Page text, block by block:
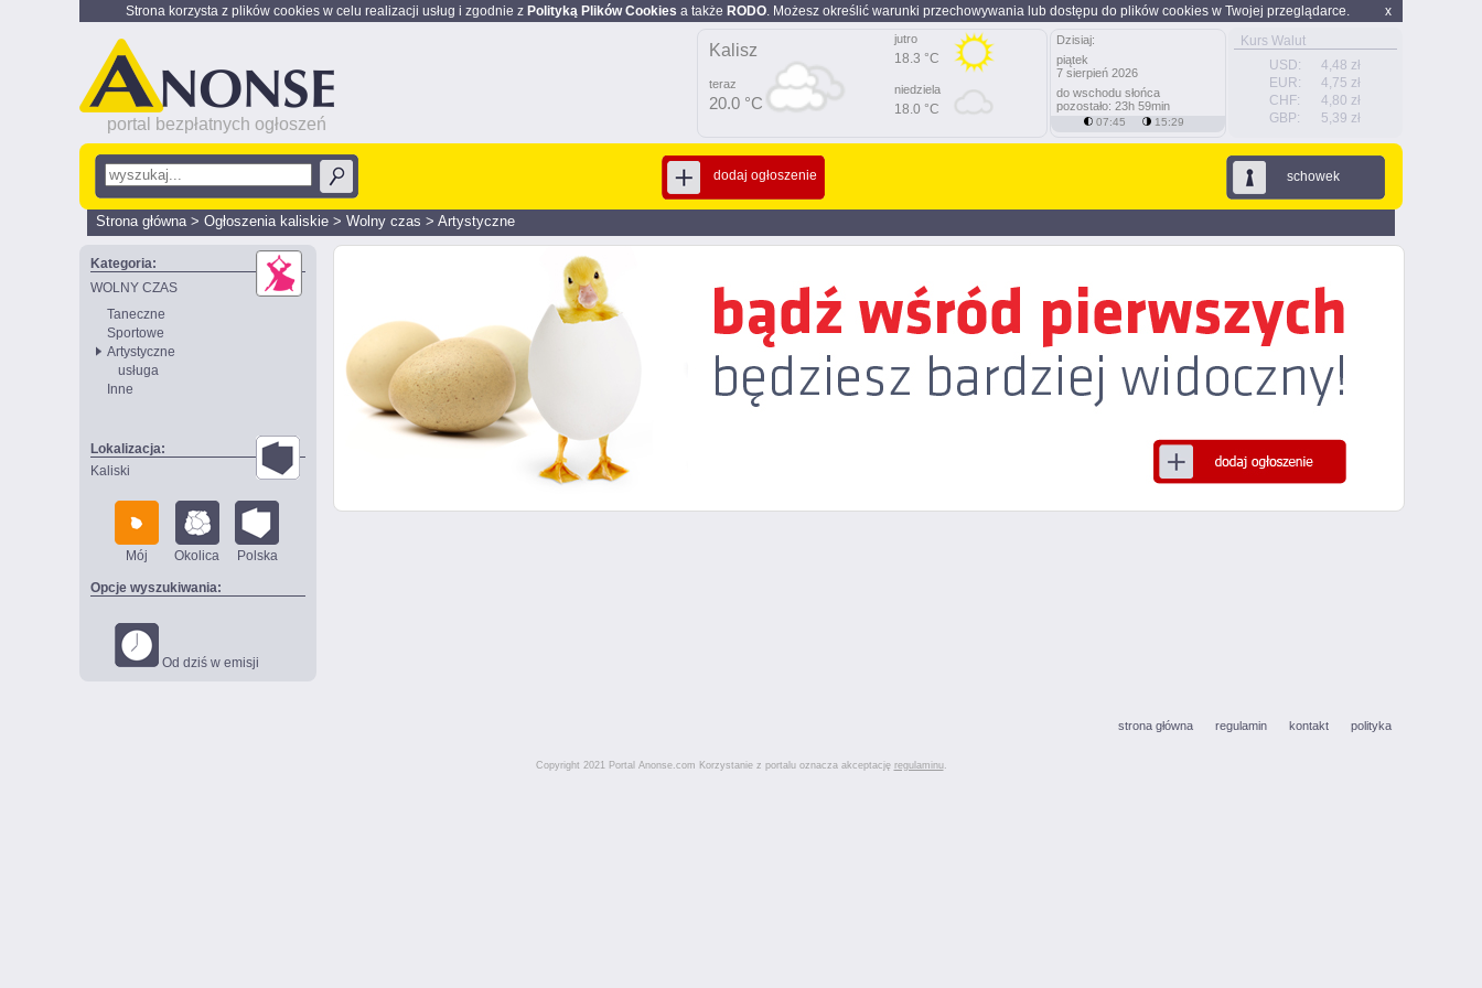
x
Strona korzysta z plików cookies w celu realizacji usług i zgodnie z Polityką Plików Cookies a także RODO. Możesz określić warunki przechowywania lub dostępu do plików cookies w Twojej przeglądarce.
portal bezpłatnych ogłoszeń
Kurs Walut
USD:
4,48 zł
EUR:
4,75 zł
CHF:
4,80 zł
GBP:
5,39 zł
Kalisz
teraz
20.0 °C
jutro
18.3 °C
niedziela
18.0 °C
Dzisiaj:
piątek
7 sierpień 2026
do wschodu słońca
pozostało: 23h 59min
07:45 15:29
schowek
dodaj ogłoszenie
Strona główna> Ogłoszenia kaliskie > Wolny czas > Artystyczne
Kategoria:
WOLNY CZAS
Taneczne
Sportowe
Artystyczne
usługa
Inne
Lokalizacja:
Kaliski
Mój Okolica Polska
Opcje wyszukiwania:
Od dziś w emisji
strona główna regulamin kontakt polityka
Copyright 2021 Portal Anonse.com Korzystanie z portalu oznacza akceptację regulaminu.